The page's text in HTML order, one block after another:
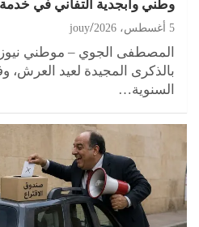
وطني وأبجدية التفاني في خدمة
5 أغسطس، 2026 jouy
المصطفى الجوي – موطني
بالذكرى المجيدة لعيد العرش،
السنوية…